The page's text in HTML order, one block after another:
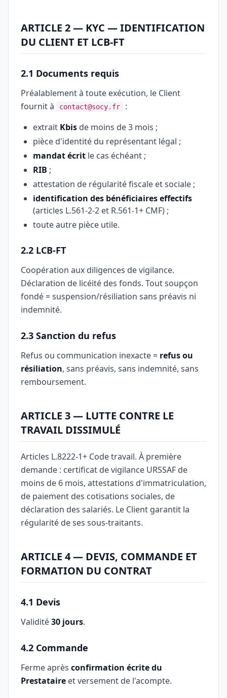
ARTICLE 2 — KYC — IDENTIFICATION
DU CLIENT ET LCB-FT
2.1 Documents requis
Préalablement à toute exécution, le Client
fournit à
contact@socy.fr
:
extrait Kbis de moins de 3 mois ;
pièce d'identité du représentant légal ;
mandat écrit le cas échéant ;
RIB ;
attestation de régularité fiscale et sociale ;
identification des bénéficiaires effectifs
(articles L.561-2-2 et R.561-1+ CMF) ;
toute autre pièce utile.
2.2 LCB-FT
Coopération aux diligences de vigilance.
Déclaration de licéité des fonds. Tout soupçon
fondé = suspension/résiliation sans préavis ni
indemnité.
2.3 Sanction du refus
Refus ou communication inexacte = refus ou
résiliation, sans préavis, sans indemnité, sans
remboursement.
ARTICLE 3 — LUTTE CONTRE LE
TRAVAIL DISSIMULÉ
Articles L.8222-1+ Code travail. À première
demande : certificat de vigilance URSSAF de
moins de 6 mois, attestations d'immatriculation,
de paiement des cotisations sociales, de
déclaration des salariés. Le Client garantit la
régularité de ses sous-traitants.
ARTICLE 4 — DEVIS, COMMANDE ET
FORMATION DU CONTRAT
4.1 Devis
Validité30 jours.
4.2 Commande
Ferme après confirmation écrite du
Prestataire et versement de l'acompte.